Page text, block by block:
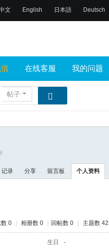
文 English 日本語 Deutsch
在线客服 我的问题
帖子
记录 分享 留言板 个人资料
数 0 相册数 0 回帖数 0 主题数
生日 -